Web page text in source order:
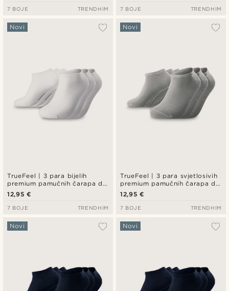
7 BOJE TRENDHIM 7 BOJE TRENDHIM
TrueFeel | 3 para bijelih
premium pamučnih čarapa do
gležnja
Novi
12,95 €
7 BOJE TRENDHIM
TrueFeel | 3 para svjetlosivih
premium pamučnih čarapa do
gležnja
Novi
12,95 €
7 BOJE TRENDHIM
Novi Novi